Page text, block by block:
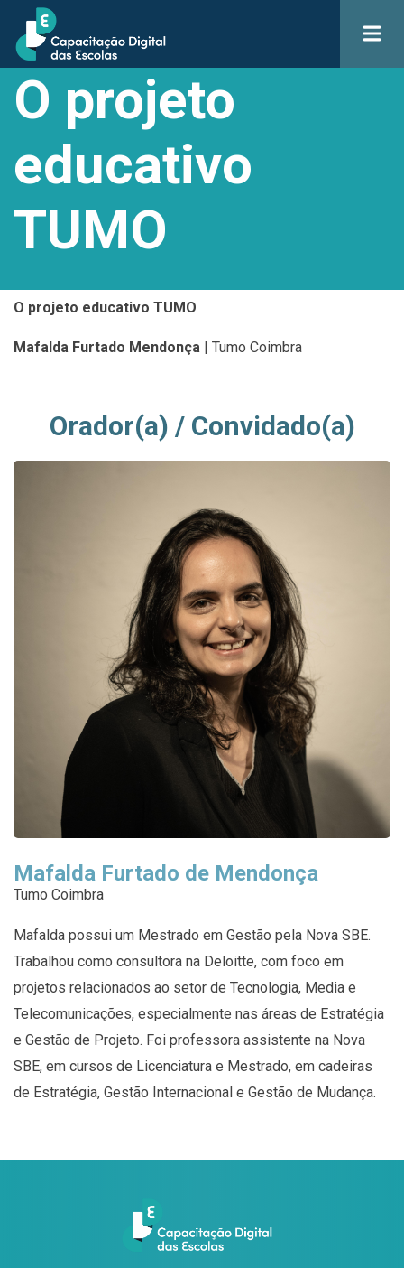
main
content
O projeto
educativo
TUMO
O projeto educativo TUMO
Mafalda Furtado Mendonça | Tumo Coimbra
Orador(a) / Convidado(a)
Mafalda Furtado de Mendonça
Tumo Coimbra
Mafalda possui um Mestrado em Gestão pela Nova SBE.
Trabalhou como consultora na Deloitte, com foco em
projetos relacionados ao setor de Tecnologia, Media e
Telecomunicações, especialmente nas áreas de Estratégia
e Gestão de Projeto. Foi professora assistente na Nova
SBE, em cursos de Licenciatura e Mestrado, em cadeiras
de Estratégia, Gestão Internacional e Gestão de Mudança.